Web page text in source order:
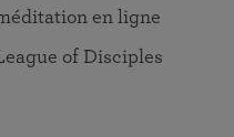
en ligne
of Disciples